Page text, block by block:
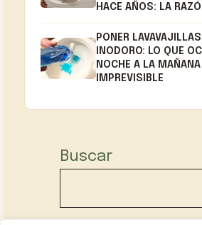
HACE AÑOS: LA
PONER
INODORO: LO QUE
NOCHE A LA MAÑANA
IMPREVISIBLE
Buscar